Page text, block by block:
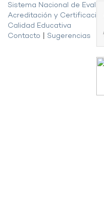
Sistema Nacional de
Acreditación y
Calidad Educativa
Contacto
Sugerencias